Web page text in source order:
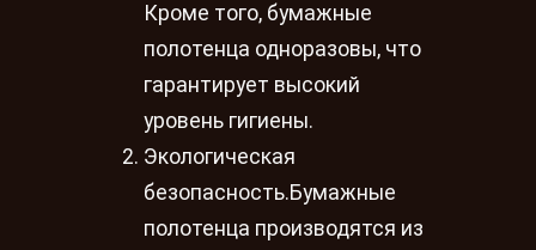
Кроме того, бумажные
полотенца одноразовы, что
гарантирует высокий
уровень гигиены.
Экологическая
безопасность.Бумажные
полотенца производятся из